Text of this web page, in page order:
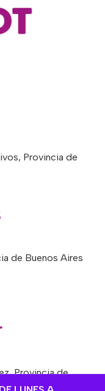
Provincia de
de Buenos Aires
Provincia de